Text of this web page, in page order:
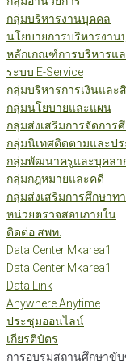
กลุ่มบริหารงานบุคคล
นโยบายการบริหารงาน
หลักเกณฑ์การบริหารแ
ระบบ E-Service
กลุ่มบริหารการเงินและ
กลุ่มนโยบายและแผน
กลุ่มส่งเสริมการจัดการ
กลุ่มนิเทศติดตามและป
กลุ่มพัฒนาครูและบุคลา
กลุ่มกฎหมายและคดี
กลุ่มส่งเสริมการศึกษาท
หน่วยตรวจสอบภายใน
ติดต่อ สพท.
Data Center Mkarea1
Data Center Mkarea1
Data Link
Anywhere Anytime
ประชุมออนไลน์
เกียรติบัตร
การอบรมสถานศึกษาขั